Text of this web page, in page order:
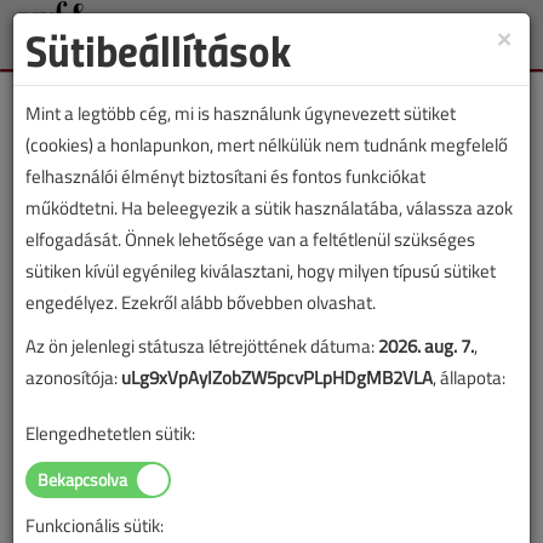
Toggle
Címke: HUNGAROTHERM
„HUNGAROTHERM” címkével jelölt
tartalmak
1 2
Jövő héten nyitnak a CONSTRUMA és
HUNGAROTHERM szakkiállítások a
×
Sütibeállítások
Mint a legtöbb cég, mi is használunk úgynevezett sütiket
(cookies) a honlapunkon, mert nélkülük nem tudnánk megfelelő
felhasználói élményt biztosítani és fontos funkciókat
működtetni. Ha beleegyezik a sütik használatába, válassza azok
elfogadását. Önnek lehetősége van a feltétlenül szükséges
sütiken kívül egyénileg kiválasztani, hogy milyen típusú sütiket
engedélyez. Ezekről alább bővebben olvashat.
Az ön jelenlegi státusza létrejöttének dátuma:2026. aug. 7.,
azonosítója:uLg9xVpAyIZobZW5pcvPLpHDgMB2VLA, állapota:
Elengedhetetlen sütik:
Funkcionális sütik: